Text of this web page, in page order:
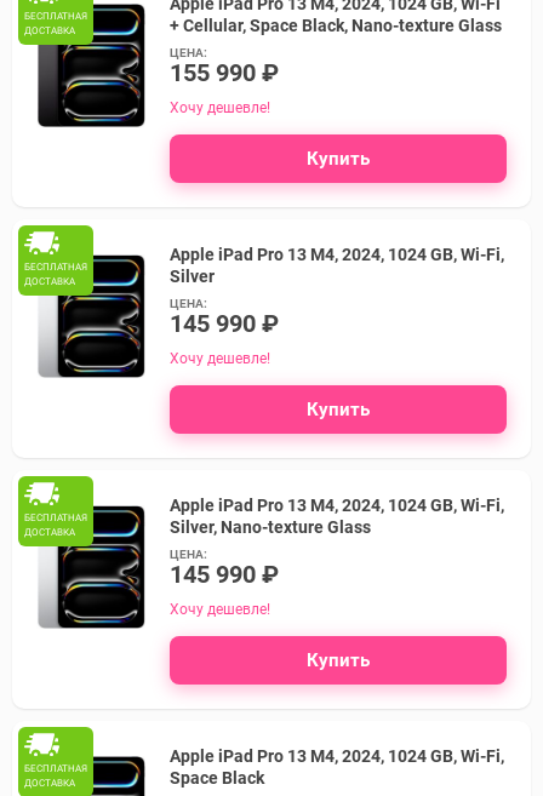
БЕСПЛАТНАЯ
ДОСТАВКА
+ Cellular, Space Black, Nano-texture Glass
ЦЕНА:
155 990 ₽
Хочу дешевле!
Купить
БЕСПЛАТНАЯ
ДОСТАВКА
Apple iPad Pro 13 M4, 2024, 1024 GB, Wi-Fi,
Silver
ЦЕНА:
145 990 ₽
Хочу дешевле!
Купить
БЕСПЛАТНАЯ
ДОСТАВКА
Apple iPad Pro 13 M4, 2024, 1024 GB, Wi-Fi,
Silver, Nano-texture Glass
ЦЕНА:
145 990 ₽
Хочу дешевле!
Купить
БЕСПЛАТНАЯ
ДОСТАВКА
Apple iPad Pro 13 M4, 2024, 1024 GB, Wi-Fi,
Space Black